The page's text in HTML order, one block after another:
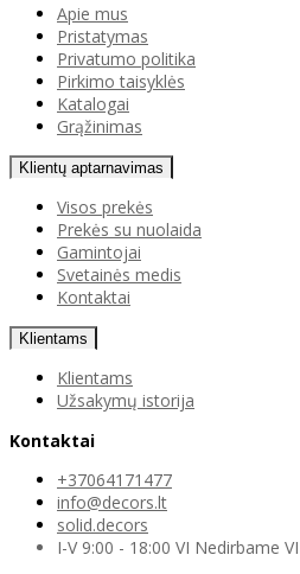
Apie mus
Pristatymas
Privatumo politika
Pirkimo taisyklės
Katalogai
Grąžinimas
Klientų aptarnavimas
Visos prekės
Prekės su nuolaida
Gamintojai
Svetainės medis
Kontaktai
Klientams
Klientams
Užsakymų istorija
Kontaktai
+37064171477
info@decors.lt
solid.decors
I-V 9:00 - 18:00 VI Nedirbame